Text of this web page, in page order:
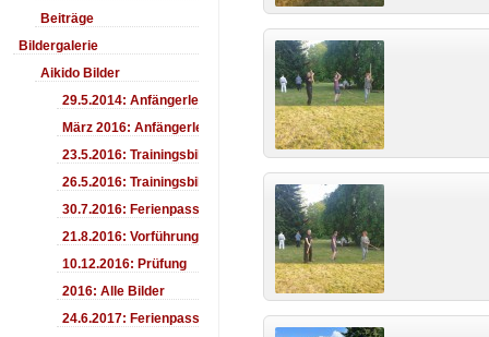
Beiträge
Bildergalerie
Aikido Bilder
29.5.2014: Anfängerlehrgang Aiki-Ken
März 2016: Anfängerlehrgang
23.5.2016: Trainingsbilder
26.5.2016: Trainingsbilder
30.7.2016: Ferienpass
21.8.2016: Vorführung Bergfest Sehnde
10.12.2016: Prüfung
2016: Alle Bilder
24.6.2017: Ferienpass